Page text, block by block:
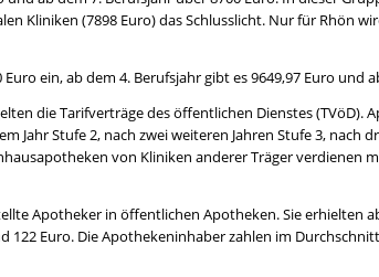
(7898 Euro) das Schlusslicht. Nur für Rhön
ein, ab dem 4. Berufsjahr gibt es 9649,97 Euro und
die Tarifverträge des öffentlichen Dienstes (TVöD).
Stufe 2, nach zwei weiteren Jahren Stufe 3, nach
von Kliniken anderer Träger verdienen
Apotheker in öffentlichen Apotheken. Sie erhielten
Euro. Die Apothekeninhaber zahlen im